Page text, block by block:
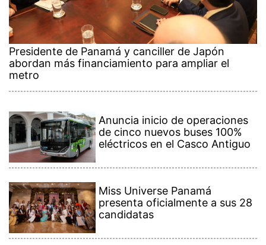
Presidente de Panamá y canciller de Japón
abordan más financiamiento para ampliar el
metro
Anuncia inicio de operaciones
de cinco nuevos buses 100%
eléctricos en el Casco Antiguo
Miss Universe Panamá
presenta oficialmente a sus 28
candidatas